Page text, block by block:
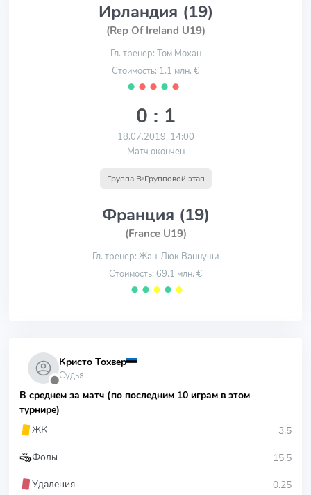
Ирландия (19)
(Rep Of Ireland U19)
Гл. тренер: Том Мохан
Стоимость: 1.1 млн. €
⬤ ⬤ ⬤ ⬤ ⬤
0 : 1
18.07.2019, 14:00
Матч окончен
Группа B Групповой этап
Франция (19)
(France U19)
Гл. тренер: Жан-Люк Ваннуши
Стоимость: 69.1 млн. €
⬤ ⬤ ⬤ ⬤ ⬤
⬤
Кристо Тохвер
Судья
В среднем за матч (по последним 10 играм в этом
турнире)
ЖК
3.5
Фолы 15.5
Удаления 0.25